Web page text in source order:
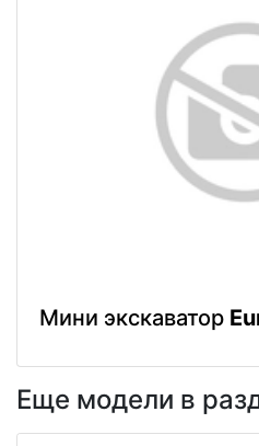
Мини экскаватор
Еще модели в